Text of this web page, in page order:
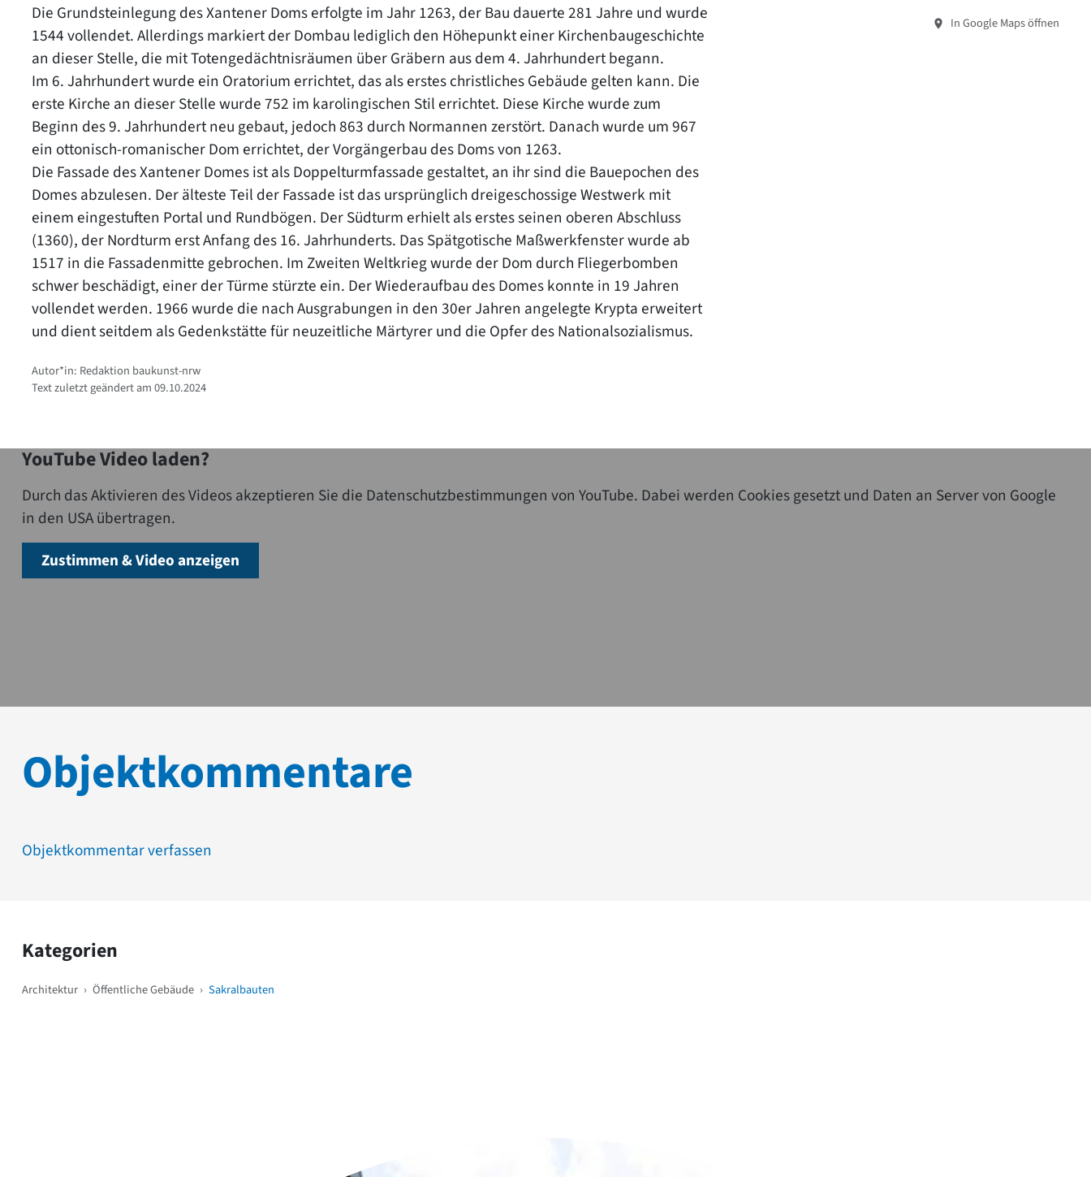
Die Grundsteinlegung des Xantener Doms erfolgte im Jahr 1263, der Bau dauerte 281 Jahre und wurde
1544 vollendet. Allerdings markiert der Dombau lediglich den Höhepunkt einer Kirchenbaugeschichte
an dieser Stelle, die mit Totengedächtnisräumen über Gräbern aus dem 4. Jahrhundert begann.
Im 6. Jahrhundert wurde ein Oratorium errichtet, das als erstes christliches Gebäude gelten kann. Die
erste Kirche an dieser Stelle wurde 752 im karolingischen Stil errichtet. Diese Kirche wurde zum
Beginn des 9. Jahrhundert neu gebaut, jedoch 863 durch Normannen zerstört. Danach wurde um 967
ein ottonisch-romanischer Dom errichtet, der Vorgängerbau des Doms von 1263.
Die Fassade des Xantener Domes ist als Doppelturmfassade gestaltet, an ihr sind die Bauepochen des
Domes abzulesen. Der älteste Teil der Fassade ist das ursprünglich dreigeschossige Westwerk mit
einem eingestuften Portal und Rundbögen. Der Südturm erhielt als erstes seinen oberen Abschluss
(1360), der Nordturm erst Anfang des 16. Jahrhunderts. Das Spätgotische Maßwerkfenster wurde ab
1517 in die Fassadenmitte gebrochen. Im Zweiten Weltkrieg wurde der Dom durch Fliegerbomben
schwer beschädigt, einer der Türme stürzte ein. Der Wiederaufbau des Domes konnte in 19 Jahren
vollendet werden. 1966 wurde die nach Ausgrabungen in den 30er Jahren angelegte Krypta erweitert
und dient seitdem als Gedenkstätte für neuzeitliche Märtyrer und die Opfer des Nationalsozialismus.
Autor*in: Redaktion baukunst-nrw
Text zuletzt geändert am 09.10.2024
In Google Maps öffnen
YouTube Video laden?
Durch das Aktivieren des Videos akzeptieren Sie die Datenschutzbestimmungen von YouTube. Dabei werden Cookies gesetzt und Daten an Server von Google
in den USA übertragen.
Zustimmen & Video anzeigen
Objektkommentare
Objektkommentar verfassen
Kategorien
Architektur › Öffentliche Gebäude › Sakralbauten